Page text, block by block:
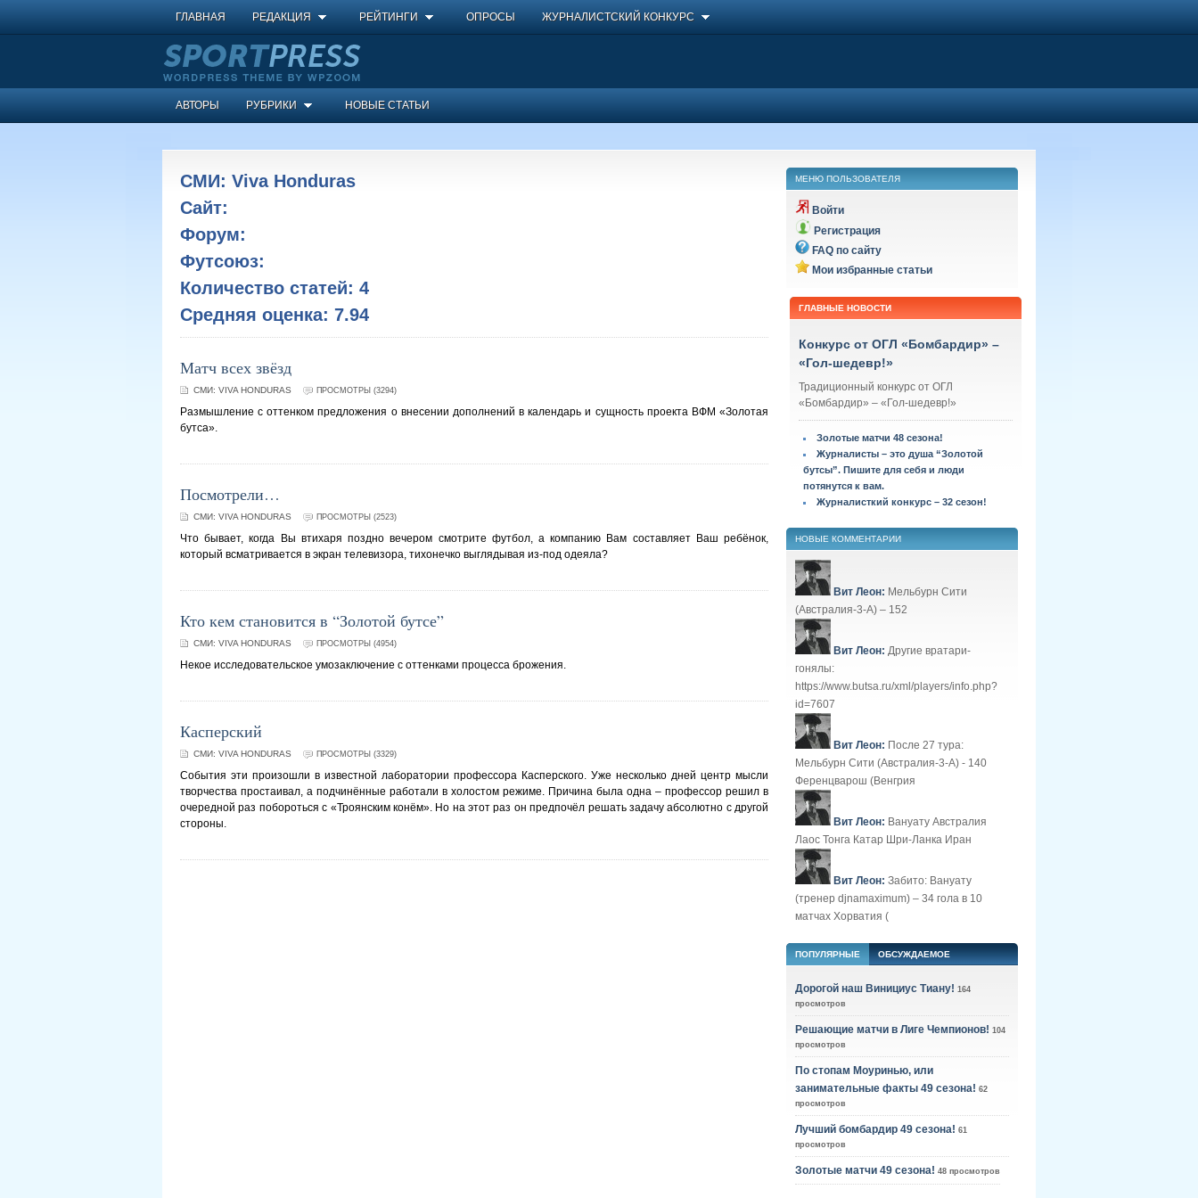
ГЛАВНАЯ РЕДАКЦИЯ РЕЙТИНГИ ОПРОСЫ ЖУРНАЛИСТСКИЙ КОНКУРС
АВТОРЫ РУБРИКИ НОВЫЕ СТАТЬИ
СМИ: Viva Honduras
Сайт:
Форум:
Футсоюз:
Количество статей: 4
Средняя оценка: 7.94
Матч всех звёзд
СМИ: VIVA HONDURAS ПРОСМОТРЫ (3294)
Размышление с оттенком предложения о внесении дополнений в календарь и сущность проекта ВФМ «Золотая
бутса».
Посмотрели…
СМИ: VIVA HONDURAS ПРОСМОТРЫ (2523)
Что бывает, когда Вы втихаря поздно вечером смотрите футбол, а компанию Вам составляет Ваш ребёнок,
который всматривается в экран телевизора, тихонечко выглядывая из-под одеяла?
Кто кем становится в “Золотой бутсе”
СМИ: VIVA HONDURAS ПРОСМОТРЫ (4954)
Некое исследовательское умозаключение с оттенками процесса брожения.
Касперский
СМИ: VIVA HONDURAS ПРОСМОТРЫ (3329)
События эти произошли в известной лаборатории профессора Касперского. Уже несколько дней центр мысли
творчества простаивал, а подчинённые работали в холостом режиме. Причина была одна – профессор решил в
очередной раз побороться с «Троянским конём». Но на этот раз он предпочёл решать задачу абсолютно с другой
стороны.
МЕНЮ ПОЛЬЗОВАТЕЛЯ
Войти
Регистрация
FAQ по сайту
Мои избранные статьи
ГЛАВНЫЕ НОВОСТИ
Конкурс от ОГЛ «Бомбардир» –
«Гол-шедевр!»
Традиционный конкурс от ОГЛ
«Бомбардир» – «Гол-шедевр!»
Золотые матчи 48 сезона!
Журналисты – это душа “Золотой
бутсы”. Пишите для себя и люди
потянутся к вам.
Журналисткий конкурс – 32 сезон!
НОВЫЕ КОММЕНТАРИИ
Вит Леон: Мельбурн Сити
(Австралия-3-А) – 152
Вит Леон: Другие вратари-
гонялы:
https://www.butsa.ru/xml/players/info.php?
id=7607
Вит Леон: После 27 тура:
Мельбурн Сити (Австралия-3-А) - 140
Ференцварош (Венгрия
Вит Леон: Вануату Австралия
Лаос Тонга Катар Шри-Ланка Иран
Вит Леон: Забито: Вануату
(тренер djnamaximum) – 34 гола в 10
матчах Хорватия (
ПОПУЛЯРНЫЕ ОБСУЖДАЕМОЕ
Дорогой наш Винициус Тиану! 164
просмотров
Решающие матчи в Лиге Чемпионов! 104
просмотров
По стопам Моуринью, или
занимательные факты 49 сезона! 62
просмотров
Лучший бомбардир 49 сезона! 61
просмотров
Золотые матчи 49 сезона! 48 просмотров